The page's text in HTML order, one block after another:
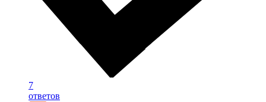
7
ответов